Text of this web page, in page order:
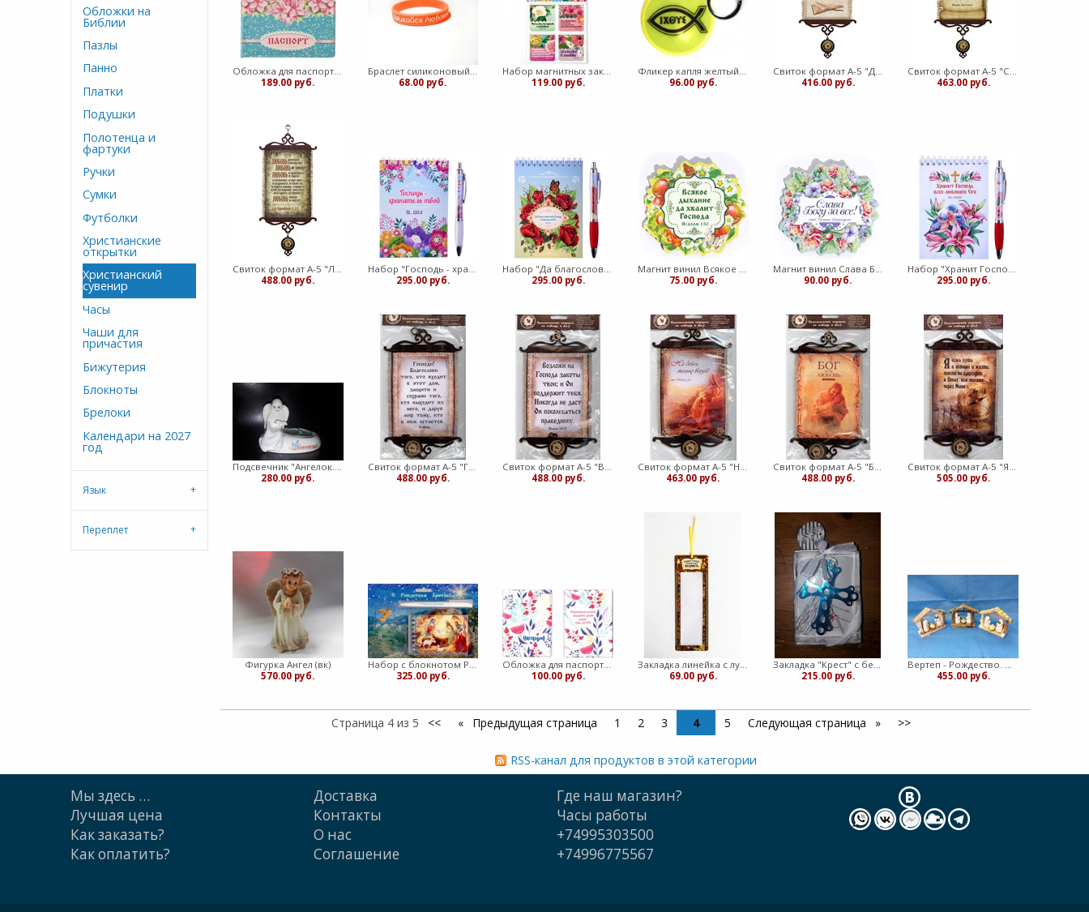
189.00 руб.
68.00 руб.
119.00 руб.
96.00 руб.
416.00 руб.
463.00 руб.
488.00 руб.
295.00 руб.
295.00 руб.
75.00 руб.
90.00 руб.
295.00 руб.
280.00 руб.
Свиток формат А-5 "Господи! Благослови того..." (медв)
488.00 руб.
488.00 руб.
463.00 руб.
488.00 руб.
505.00 руб.
Фигурка Ангел (вк)
570.00 руб.
325.00 руб.
100.00 руб.
Закладка линейка с лупой. Х.П.
69.00 руб.
215.00 руб.
455.00 руб.
Страница 4 из 5 << Предыдущая страница 1 2 3 4 5 Следующая страница >>
RSS-канал для продуктов в этой категории
Обложки на
Библии
Пазлы
Панно
Платки
Подушки
Полотенца и
фартуки
Ручки
Сумки
Футболки
Христианские
открытки
Христианский
сувенир
Часы
Чаши для
причастия
Бижутерия
Блокноты
Брелоки
Календари на 2027
год
Язык
Переплет
Мы здесь …
Лучшая цена
Как заказать?
Как оплатить?
Доставка
Контакты
О нас
Cоглашение
Где наш магазин?
Часы работы
+74995303500
+74996775567